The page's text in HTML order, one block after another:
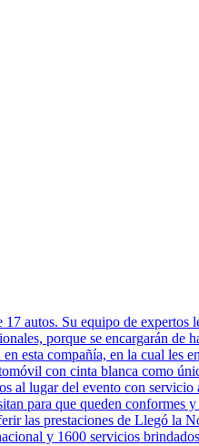
autos. Su equipo de expertos
porque se encargarán de
esta compañía, en la cual les
con cinta blanca como
al lugar del evento con servicio
para que queden conformes
las prestaciones de Llegó la
y 1600 servicios